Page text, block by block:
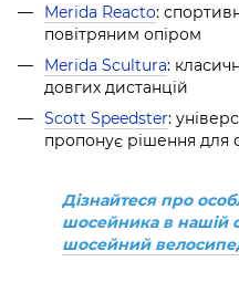
Merida Reacto:
повітряним опіром
Merida Scultura:
довгих дистанцій
Scott Speedster:
пропонує рішення для
Дізнайтеся про
шосейника в нашій
шосейний